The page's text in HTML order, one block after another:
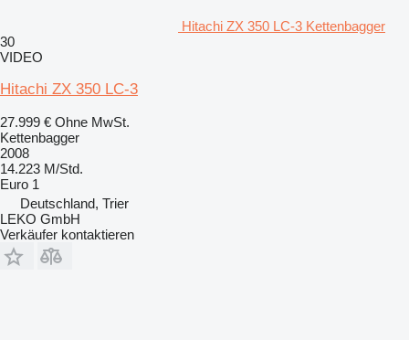
Hitachi ZX 350 LC-3 Kettenbagger
30
VIDEO
Hitachi ZX 350 LC-3
27.999 € Ohne MwSt.
Kettenbagger
2008
14.223 M/Std.
Euro 1
Deutschland, Trier
LEKO GmbH
Verkäufer kontaktieren